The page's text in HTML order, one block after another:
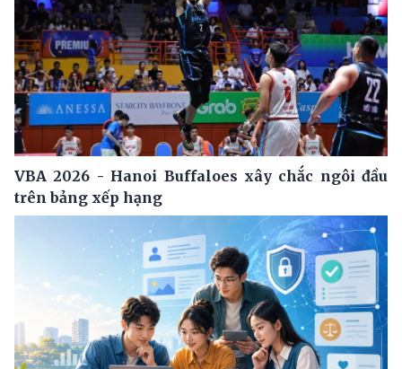
VBA 2026 - Hanoi Buffaloes xây chắc ngôi đầu
trên bảng xếp hạng